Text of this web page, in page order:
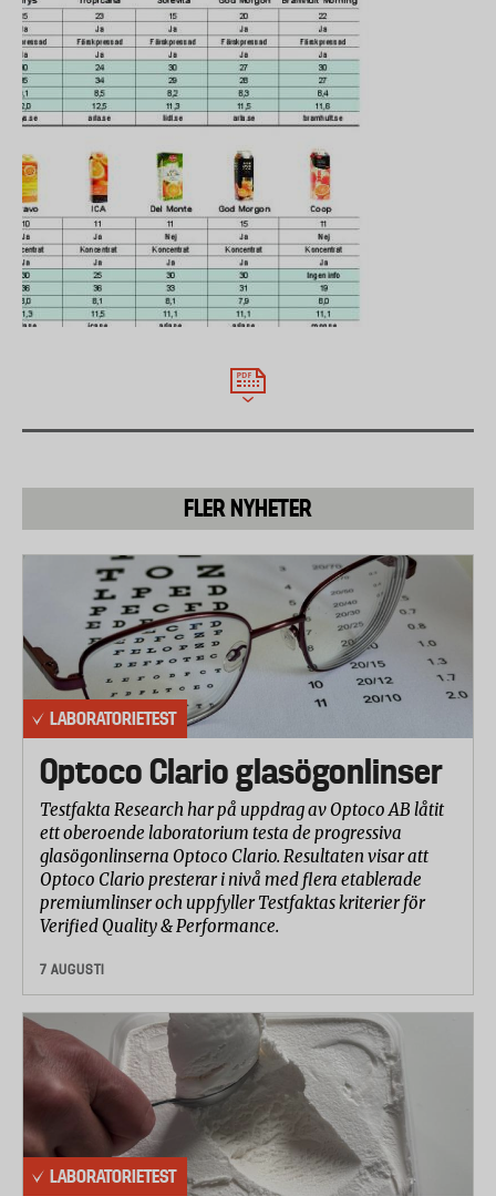
Den är till skillnad från den så kallade färskpressade
helt obehandlad. Mest behandlad är
koncentratjuicen, som har lång hållbarhet.
Testfakta har rett ut begreppen. Nästa gång du blir
juicesugen vet du vad det är du dricker.
De testade apelsinjuicerna kan delas in i fyra
kategorier:
• Nypressad. Juice utan vare sig tillsatser eller
pastörisering. Endast Brämhults nypressade klarade
de kraven.
framställs av koncentrat.
• Koncentratjuice, lättpastöriserad. Juice som först
oöppnad förpackning. Tre av de testade juicerna
(Bravo, ICA, god Morgon standard) tillhörde den här
kategorin.
• Koncentrajuice, kraftigare pastöriserad.
Koncentratjuice som pastöriserats många gånger
för extra lång hållbarhet, upp till ett år.
Kravet för att få kallas juice är att man använt 100
procent fruktråvara vid produktionen. Inget extra
tillsätta socker och det räcker om drycken
innehåller 25 procent fruktråvara.
FLER NYHETER
LABORATORIETEST
Optoco Clario glasögonlinser
Testfakta Research har på uppdrag av Optoco AB låtit
ett oberoende laboratorium testa de progressiva
glasögonlinserna Optoco Clario. Resultaten visar att
Optoco Clario presterar i nivå med flera etablerade
premiumlinser och uppfyller Testfaktas kriterier för
Verified Quality & Performance.
7 AUGUSTI
LABORATORIETEST